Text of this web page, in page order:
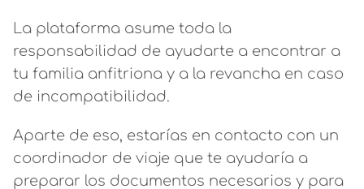
La plataforma asume toda la
responsabilidad de ayudarte a encontrar a
tu familia anfitriona y a la revancha en caso
de incompatibilidad.
Aparte de eso, estarías en contacto con un
coordinador de viaje que te ayudaría a
preparar los documentos necesarios y para